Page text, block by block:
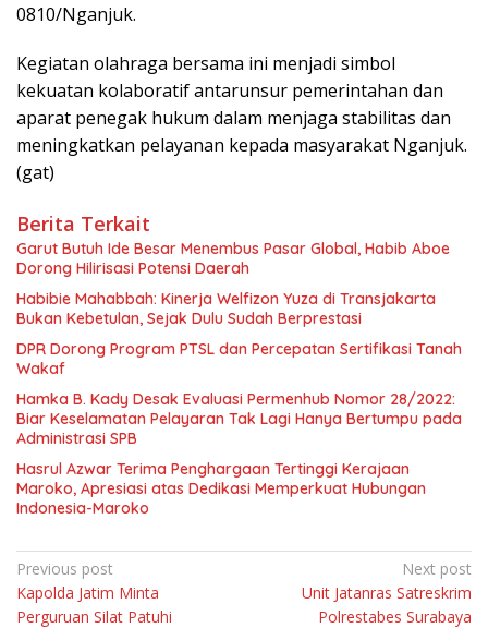
0810/Nganjuk.
Kegiatan olahraga bersama ini menjadi simbol
kekuatan kolaboratif antarunsur pemerintahan dan
aparat penegak hukum dalam menjaga stabilitas dan
meningkatkan pelayanan kepada masyarakat Nganjuk.
(gat)
Berita Terkait
Garut Butuh Ide Besar Menembus Pasar Global, Habib Aboe
Dorong Hilirisasi Potensi Daerah
Habibie Mahabbah: Kinerja Welfizon Yuza di Transjakarta
Bukan Kebetulan, Sejak Dulu Sudah Berprestasi
DPR Dorong Program PTSL dan Percepatan Sertifikasi Tanah
Wakaf
Hamka B. Kady Desak Evaluasi Permenhub Nomor 28/2022:
Biar Keselamatan Pelayaran Tak Lagi Hanya Bertumpu pada
Administrasi SPB
Hasrul Azwar Terima Penghargaan Tertinggi Kerajaan
Maroko, Apresiasi atas Dedikasi Memperkuat Hubungan
Indonesia-Maroko
Navigasi
pos
Previous post
Kapolda Jatim Minta
Perguruan Silat Patuhi
Next post
Unit Jatanras Satreskrim
Polrestabes Surabaya